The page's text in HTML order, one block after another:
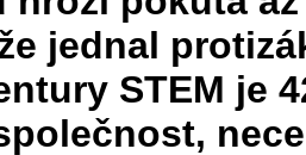
jednal
STEM je